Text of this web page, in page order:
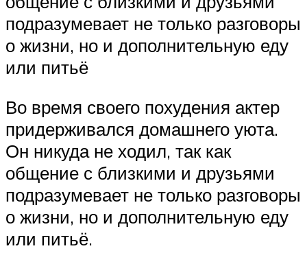
подразумевает не только разговоры
о жизни, но и дополнительную еду
или питьё
Во время своего похудения актер
придерживался домашнего уюта.
Он никуда не ходил, так как
общение с близкими и друзьями
подразумевает не только разговоры
о жизни, но и дополнительную еду
или питьё.